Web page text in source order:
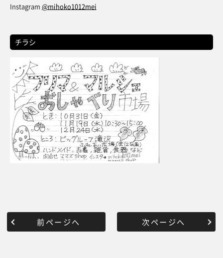
Instagram @mihoko1012mei
チラシ
前ページへ 次ページへ